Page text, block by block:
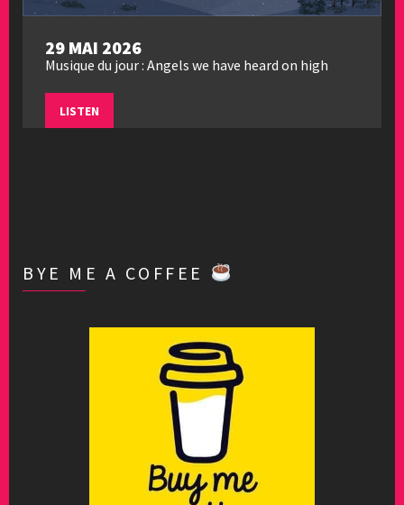
29 MAI 2026
Musique du jour : Angels we have heard on high
LISTEN
BYE ME A COFFEE